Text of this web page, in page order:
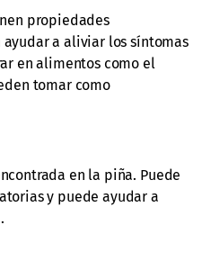
propiedades
a aliviar los síntomas
en alimentos como el
tomar como
en la piña. Puede
y puede ayudar a